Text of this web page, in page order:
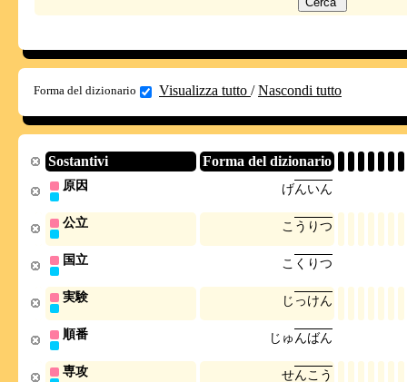
Forma del dizionario Visualizza tutto /Nascondi tutto
Sostantivi Forma del dizionario
原因 げんいん
公立 こ う りつ
国立 こ く りつ
実験 じ っけん
順番 じ ゅ んばん
専攻 せんこ う